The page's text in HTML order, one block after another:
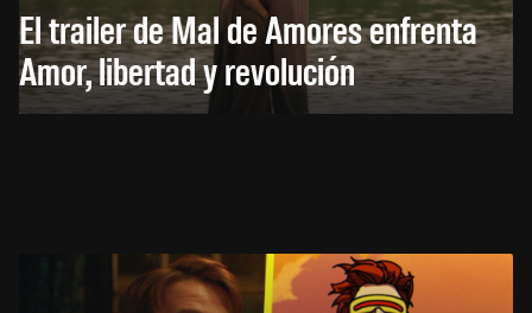
El trailer de Mal de Amores enfrenta
Amor, libertad y revolución